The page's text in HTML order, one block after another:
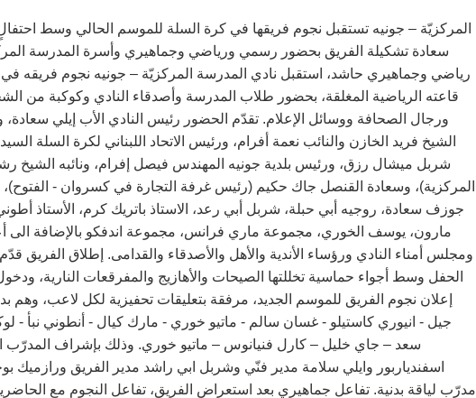
سعادة تشكيلة الفريق بحضور رسمي ورياضي وجماهيري وأسرة المدرسة
قاعته الرياضية المغلقة، بحضور طلاب المدرسة وأصدقاء النادي وكوكبة من
ورجال الصحافة ووسائل الإعلام. تقدّم الحضور رئيس النادي الأب إيلي سعادة،
الشيخ فريد الخازن والنائب نعمة أفرام، ورئيس الاتحاد اللبناني لكرة السلة
شربل ميشال رزق، ورئيس بلدية جونيه المهندس فيصل إفرام، ونائبه الشيخ
المركزية)، وسعادة القنصل جاك حكيم (رئيس غرفة التجارة في كسروان - الفتوح)،
جوزف سعادة، روجيه أبي حبلة، شربل أبي رعد، الاستاذ باتريك كرم، الأستاذ
مارون، يوسف الخوري، مجموعة ماري فرانس، مجموعة اندفكو بالإضافة الى
ومجلس أمناء النادي ورؤساء الأندية والأهل والأصدقاء والقدامى. إطلاق الفريق
الحفل وسط أجواء حماسية تخللتها الصيحات والأهازيج والمفرقعات النارية،
إعلان نجوم الفريق للموسم الجديد، مرفقة بتعليقات تحفيزية لكل لاعب،
جيل - انيوري كاستيلو - غسان سالم - ماتيو خوري - مارك كيال - أنطوني نبأ -
سعد – جاي خليل – كارل فنيانوس – ماتيو خوري. وذلك بإشراف المدرّب
اسفندياربور وايلي سلامة مدير فنّي وشربل ابي راشد مدير الفريق ورازميك
مدرّب لياقة بدنية. تفاعل جماهيري بعد استعراض الفريق، تفاعل النجوم مع